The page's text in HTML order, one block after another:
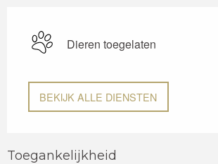
Dieren toegelaten
BEKIJK ALLE DIENSTEN
Toegankelijkheid